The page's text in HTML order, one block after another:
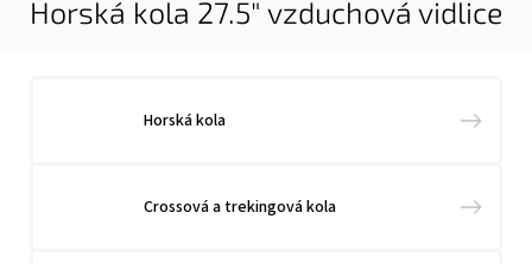
Horská kola 27.5" vzduchová vidlice
Horská kola
Crossová a trekingová kola